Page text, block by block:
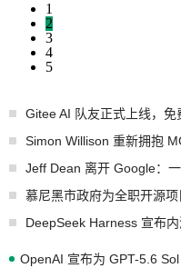
1
2
3
4
5
Gitee AI 队友正式上线，
Simon Willison 重新拥抱
Jeff Dean 离开 Google：
慕尼黑市政府为全职开源
OpenAI 宣布为 GPT-5.6